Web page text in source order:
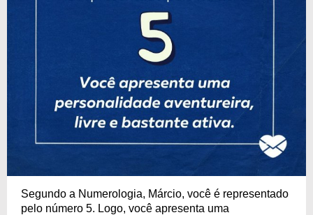
Segundo a Numerologia, Márcio, você é representado
pelo número 5. Logo, você apresenta uma